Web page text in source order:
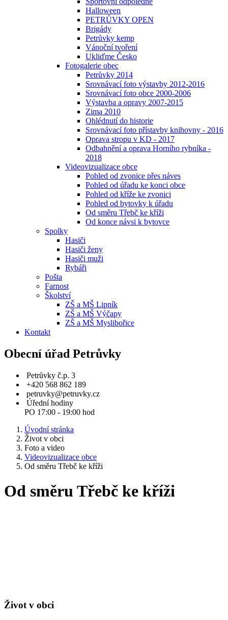
Halloween
PETRŮVKY OPEN
Brigády
Petrůvky kemp
Vánoční tvoření
Ukliďme Česko
Fotogalerie obec
Petrůvky 2014
Srovnávací foto výstavby 2012-2016
Srovnávací foto obce 2000-2006
Výstavba a opravy 2007-2015
Zima 2010
Ohlédnutí do historie
Srovnávací foto přístavby knihovny - 2016
Oprava stropu v KD - 2017
Odbahnění a oprava Horního rybníka -
2018
Videovizualizace obce
Pohled od zvonice přes náves
Pohled od úřadu ke konci obce
Pohled od kříže ke zvonici
Pohled od bytovky k úřadu
Od směru Třebč ke kříži
Od konce návsi k bytovce
Spolky
Hasiči
Hasiči ženy
Hasiči muži
Rybáři
Pošta
Farnost
Školství
ZŠ a MŠ Lipník
ZŠ a MŠ Výčapy
ZŠ a MŠ Myslibořice
Kontakt
Obecní úřad Petrůvky
Petrůvky č.p. 3
+420 568 862 189
petruvky@petruvky.cz
Úřední hodiny
PO 17:00 - 19:00 hod
Úvodní stránka
Život v obci
Foto a video
Videovizualizace obce
Od směru Třebč ke kříži
Od směru Třebč ke kříži
Život v obci